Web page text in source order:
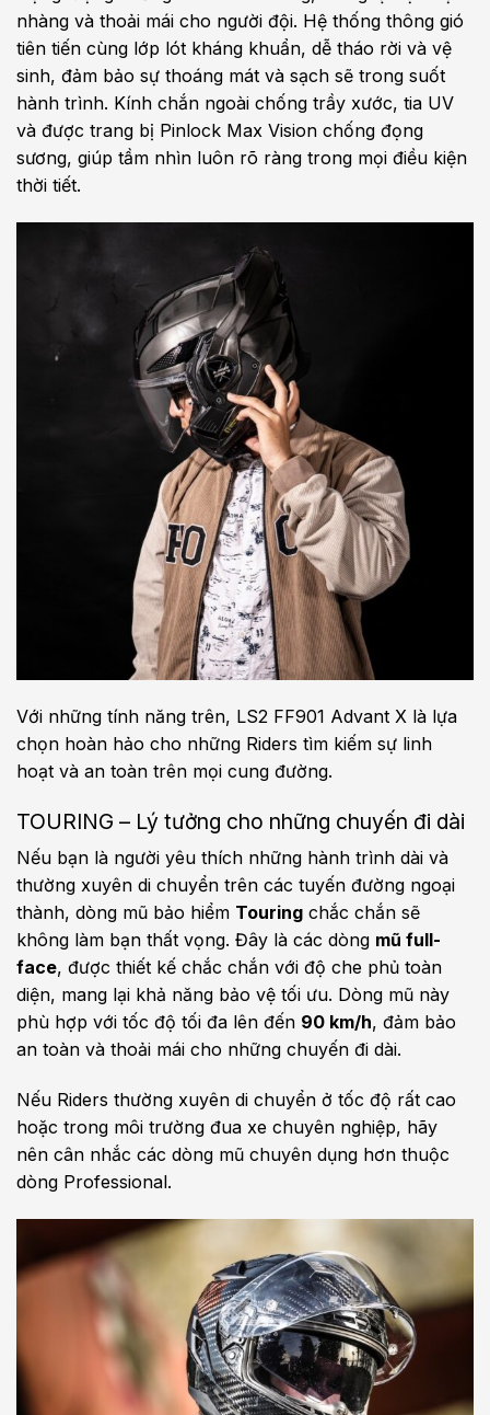
nhàng và thoải mái cho người đội. Hệ thống thông gió
tiên tiến cùng lớp lót kháng khuẩn, dễ tháo rời và vệ
sinh, đảm bảo sự thoáng mát và sạch sẽ trong suốt
hành trình. Kính chắn ngoài chống trầy xước, tia UV
và được trang bị Pinlock Max Vision chống đọng
sương, giúp tầm nhìn luôn rõ ràng trong mọi điều kiện
thời tiết.
Với những tính năng trên, LS2 FF901 Advant X là lựa
chọn hoàn hảo cho những Riders tìm kiếm sự linh
hoạt và an toàn trên mọi cung đường.
TOURING – Lý tưởng cho những chuyến đi dài
Nếu bạn là người yêu thích những hành trình dài và
thường xuyên di chuyển trên các tuyến đường ngoại
thành, dòng mũ bảo hiểm Touring chắc chắn sẽ
không làm bạn thất vọng. Đây là các dòng mũ full-
face, được thiết kế chắc chắn với độ che phủ toàn
diện, mang lại khả năng bảo vệ tối ưu. Dòng mũ này
phù hợp với tốc độ tối đa lên đến 90 km/h, đảm bảo
an toàn và thoải mái cho những chuyến đi dài.
Nếu Riders thường xuyên di chuyển ở tốc độ rất cao
hoặc trong môi trường đua xe chuyên nghiệp, hãy
nên cân nhắc các dòng mũ chuyên dụng hơn thuộc
dòng Professional.